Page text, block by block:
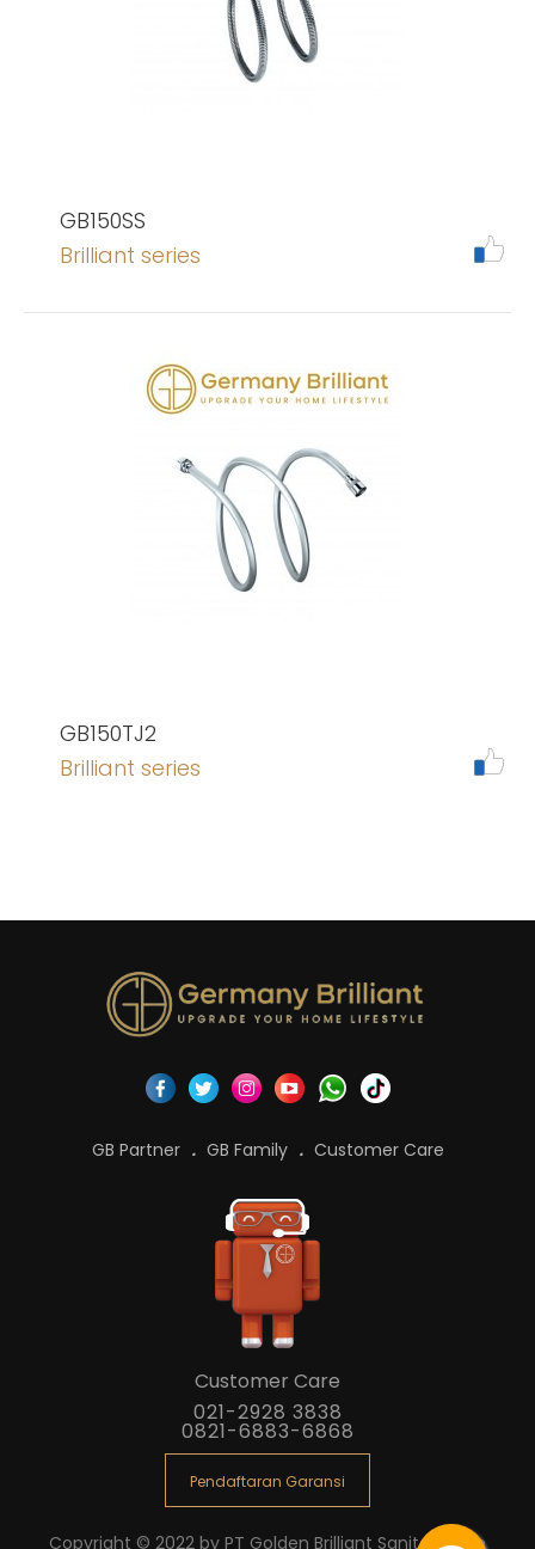
GB150SS
Brilliant series
GB150TJ2
Brilliant series
GB Partner GB Family Customer Care
Customer Care
021-2928 3838
0821-6883-6868
Pendaftaran Garansi
Copyright © 2022 by PT Golden Brilliant Sanitaryware